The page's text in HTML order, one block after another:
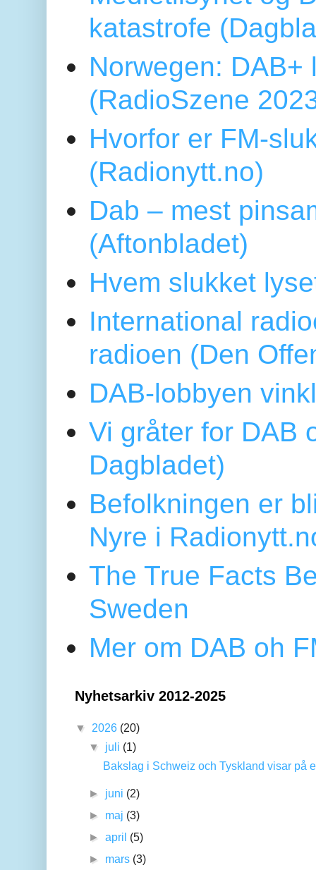
katastrofe
Norwegen:
(RadioSzene
Hvorfor er FM-
(Radionytt.no)
Dab – mest
(Aftonbladet)
Hvem slukket
International
radioen (Den
DAB-lobbyen
Vi gråter for DAB
Dagbladet)
Befolkningen er
Nyre i
The True Facts
Sweden
Mer om DAB oh
Nyhetsarkiv 2012-2025
▼ 2026 (20)
▼ juli (1)
Bakslag i Schweiz och Tyskland visar på
► juni (2)
► maj (3)
►april (5)
► mars (3)